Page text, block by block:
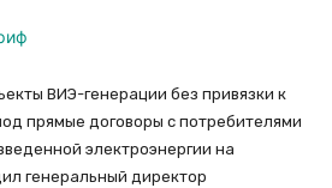
ВИЭ-генерации без привязки к
прямые договоры с потребителями
электроэнергии на
генеральный директор